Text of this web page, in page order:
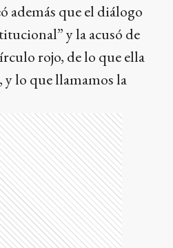
además que el diálogo
y la acusó de
rojo, de lo que ella
y lo que llamamos la